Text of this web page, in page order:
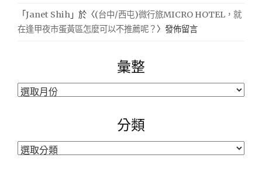
「Janet Shih 」於〈(台中/西屯)微行旅MICRO HOTEL，就
在逢甲夜市蛋黃區怎麼可以不推薦呢？ 〉發佈留言
彙整
彙
分類
分